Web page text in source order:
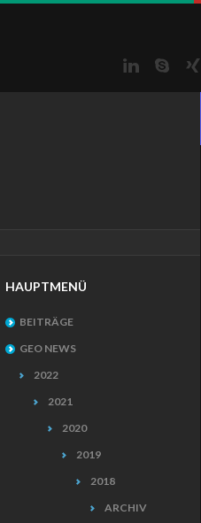
LinkedInSkype
HAUPTMENÜ
BEITRÄGE
GEO NEWS
2022
2021
2020
2019
2018
ARCHIV